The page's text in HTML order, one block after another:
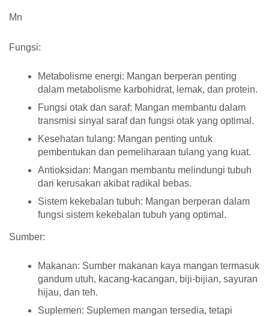
Mn
Fungsi:
Metabolisme energi: Mangan berperan penting
dalam metabolisme karbohidrat, lemak, dan protein.
Fungsi otak dan saraf: Mangan membantu dalam
transmisi sinyal saraf dan fungsi otak yang optimal.
Kesehatan tulang: Mangan penting untuk
pembentukan dan pemeliharaan tulang yang kuat.
Antioksidan: Mangan membantu melindungi tubuh
dari kerusakan akibat radikal bebas.
Sistem kekebalan tubuh: Mangan berperan dalam
fungsi sistem kekebalan tubuh yang optimal.
Sumber:
Makanan: Sumber makanan kaya mangan termasuk
gandum utuh, kacang-kacangan, biji-bijian, sayuran
hijau, dan teh.
Suplemen: Suplemen mangan tersedia, tetapi